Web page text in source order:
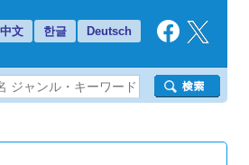
中文 한글 Deutsch